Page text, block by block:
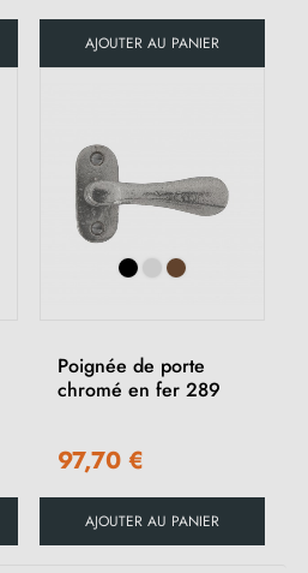
AJOUTER AU PANIER
Poignée de porte
chromé en fer 289
97,70 €
AJOUTER AU PANIER